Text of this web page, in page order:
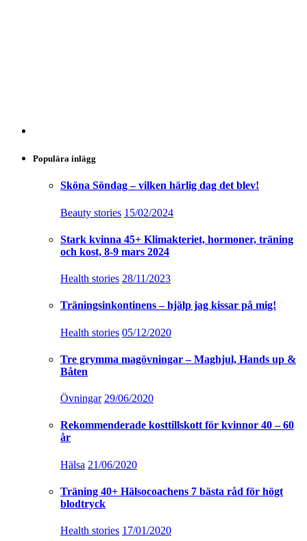
Populära inlägg
Sköna Söndag – vilken härlig dag det blev!
Beauty stories 15/02/2024
Stark kvinna 45+ Klimakteriet, hormoner, träning
och kost, 8-9 mars 2024
Health stories 28/11/2023
Träningsinkontinens – hjälp jag kissar på mig!
Health stories 05/12/2020
Tre grymma magövningar – Maghjul, Hands up &
Båten
Övningar 29/06/2020
Rekommenderade kosttillskott för kvinnor 40 – 60
år
Hälsa 21/06/2020
Träning 40+ Hälsocoachens 7 bästa råd för högt
blodtryck
Health stories 17/01/2020